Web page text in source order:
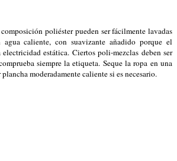
poliéster pueden ser fácilmente lavadas
agua caliente, con suavizante añadido porque el
estática. Ciertos poli-mezclas deben ser
siempre la etiqueta. Seque la ropa en una
moderadamente caliente si es necesario.